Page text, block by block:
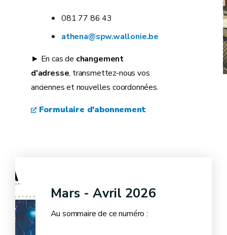
081 77 86 43
athena@spw.wallonie.be
► En cas de changement
d'adresse, transmettez-nous vos
anciennes et nouvelles coordonnées.
Formulaire d'abonnement
Mars - Avril 2026
Au sommaire de ce numéro :